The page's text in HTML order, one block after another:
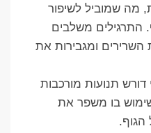
מה שמוביל לשיפור
התרגילים משלבים
השרירים ומגבירות את
תנועות מורכבות
בו משפר את
הגוף.